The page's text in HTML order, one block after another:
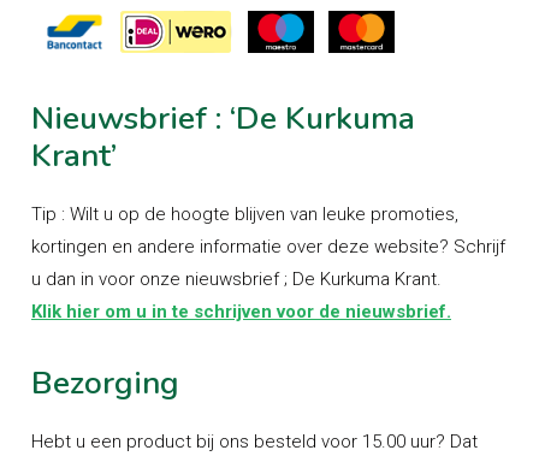
Nieuwsbrief : ‘De Kurkuma
Krant’
Tip : Wilt u op de hoogte blijven van leuke promoties,
kortingen en andere informatie over deze website? Schrijf
u dan in voor onze nieuwsbrief ; De Kurkuma Krant.
Klik hier om u in te schrijven voor de nieuwsbrief.
Bezorging
Hebt u een product bij ons besteld voor 15.00 uur? Dat